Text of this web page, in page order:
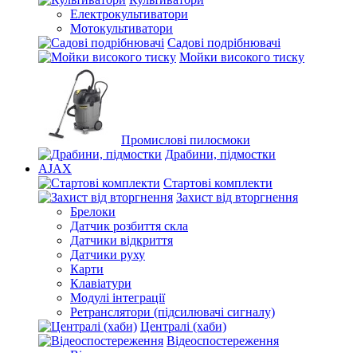
Електрокультиватори
Мотокультиватори
Садові подрібнювачі
Мойки високого тиску
Промислові пилосмоки
Драбини, підмостки
AJAX
Стартові комплекти
Захист від вторгнення
Брелоки
Датчик розбиття скла
Датчики відкриття
Датчики руху
Карти
Клавіатури
Модулі інтеграції
Ретранслятори (підсилювачі сигналу)
Централі (хаби)
Відеоспостереження